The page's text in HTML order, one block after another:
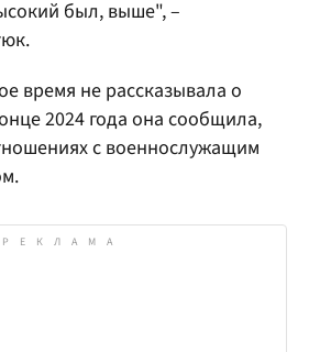
был, выше", –
время не рассказывала о
2024 года она сообщила,
с военнослужащим